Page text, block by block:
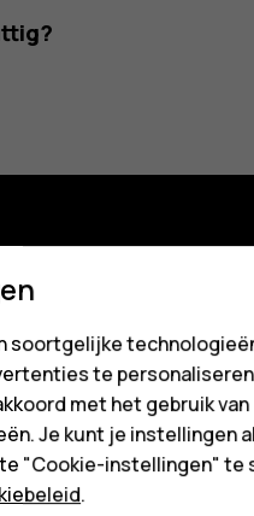
Discord
soortgelijke
te
met het gebruik
Je kunt je instellingen
"Cookie-instellingen" te
.